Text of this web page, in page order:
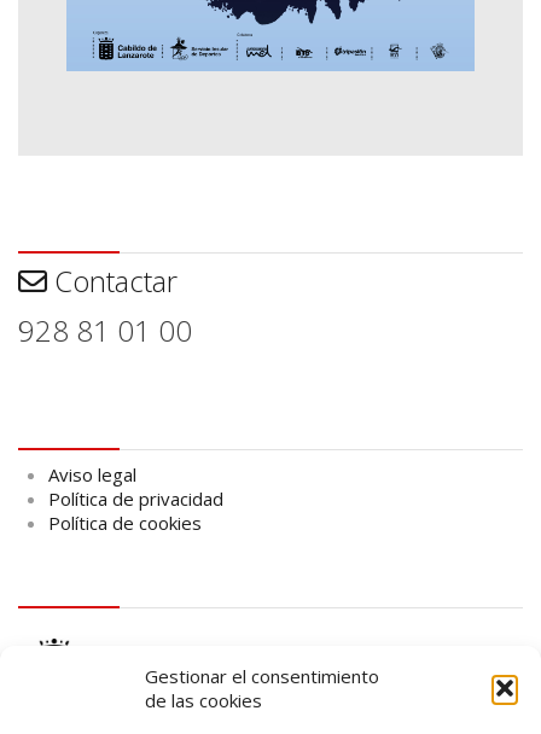
Gestionar el consentimiento
de las cookies
Contactar
928 81 01 00
Aviso legal
Política de privacidad
Política de cookies